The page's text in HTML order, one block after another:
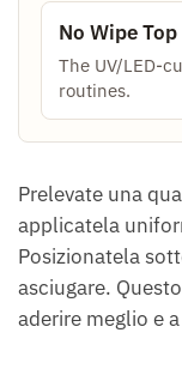
No Wipe
The UV/LED-
routines.
Prelevate una
applicatela
Posizionatela
asciugare.
aderire meglio e